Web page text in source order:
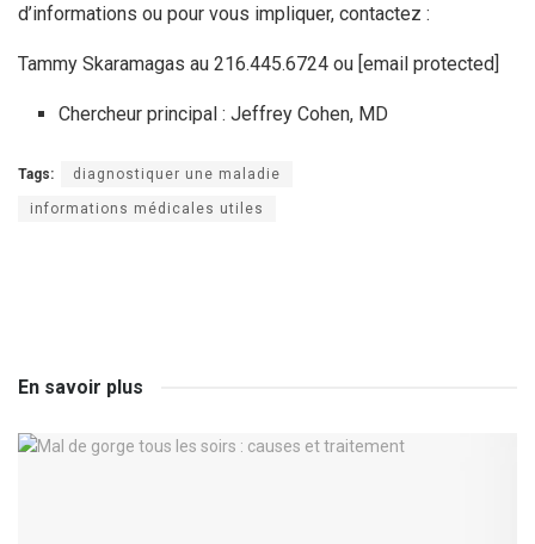
d’informations ou pour vous impliquer, contactez :
Tammy Skaramagas au 216.445.6724 ou [email protected]
Chercheur principal : Jeffrey Cohen, MD
Tags: diagnostiquer une maladie
informations médicales utiles
En savoir plus